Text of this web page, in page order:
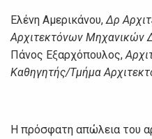
Ελένη Αμερικάνου, Δρ
Αρχιτεκτόνων Μηχανικών
Πάνος Εξαρχόπουλος,
Καθηγητής/Τμήμα
Η πρόσφατη απώλεια του